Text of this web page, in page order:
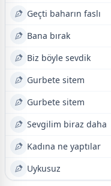
Geçti baharın faslı
Bana bırak
Biz böyle sevdik
Gurbete sitem
Gurbete sitem
Sevgilim biraz daha
Kadına ne yaptılar
Uykusuz